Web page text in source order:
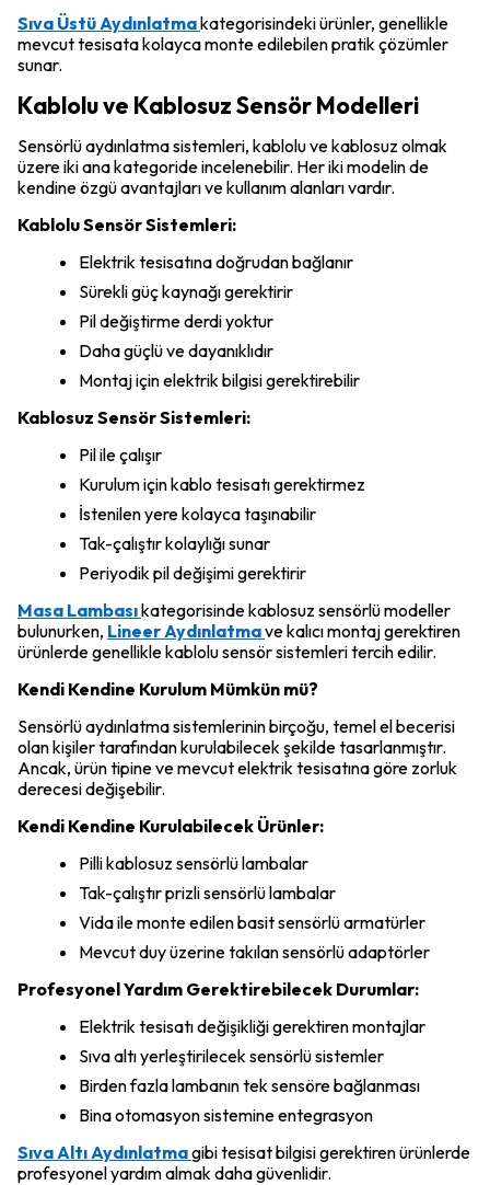
Sıva Üstü Aydınlatmakategorisindeki ürünler, genellikle
mevcut tesisata kolayca monte edilebilen pratik çözümler
sunar.
Kablolu ve Kablosuz Sensör Modelleri
Sensörlü aydınlatma sistemleri, kablolu ve kablosuz olmak
üzere iki ana kategoride incelenebilir. Her iki modelin de
kendine özgü avantajları ve kullanım alanları vardır.
Kablolu Sensör Sistemleri:
Elektrik tesisatına doğrudan bağlanır
Sürekli güç kaynağı gerektirir
Pil değiştirme derdi yoktur
Daha güçlü ve dayanıklıdır
Montaj için elektrik bilgisi gerektirebilir
Kablosuz Sensör Sistemleri:
Pil ile çalışır
Kurulum için kablo tesisatı gerektirmez
İstenilen yere kolayca taşınabilir
Tak-çalıştır kolaylığı sunar
Periyodik pil değişimi gerektirir
Masa Lambasıkategorisinde kablosuz sensörlü modeller
bulunurken, Lineer Aydınlatmave kalıcı montaj gerektiren
ürünlerde genellikle kablolu sensör sistemleri tercih edilir.
Kendi Kendine Kurulum Mümkün mü?
Sensörlü aydınlatma sistemlerinin birçoğu, temel el becerisi
olan kişiler tarafından kurulabilecek şekilde tasarlanmıştır.
Ancak, ürün tipine ve mevcut elektrik tesisatına göre zorluk
derecesi değişebilir.
Kendi Kendine Kurulabilecek Ürünler:
Pilli kablosuz sensörlü lambalar
Tak-çalıştır prizli sensörlü lambalar
Vida ile monte edilen basit sensörlü armatürler
Mevcut duy üzerine takılan sensörlü adaptörler
Profesyonel Yardım Gerektirebilecek Durumlar:
Elektrik tesisatı değişikliği gerektiren montajlar
Sıva altı yerleştirilecek sensörlü sistemler
Birden fazla lambanın tek sensöre bağlanması
Bina otomasyon sistemine entegrasyon
Sıva Altı Aydınlatmagibi tesisat bilgisi gerektiren ürünlerde
profesyonel yardım almak daha güvenlidir.